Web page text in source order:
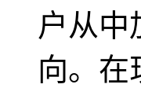
户从中
向。在